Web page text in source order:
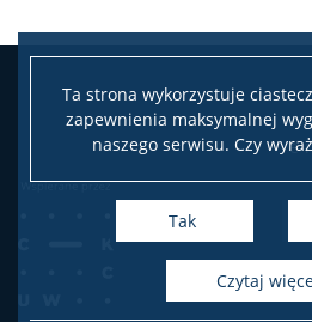
Ta strona wykorzystuje
zapewnienia maksymalnej
naszego serwisu. Czy
Tak
czytaj
KRD – Krajowa
e-